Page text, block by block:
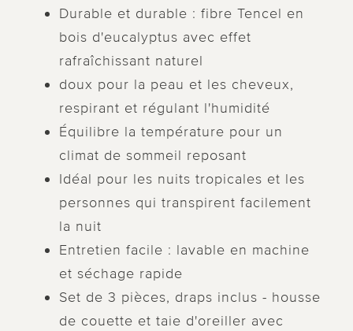
Durable et durable : fibre Tencel en
bois d'eucalyptus avec effet
rafraîchissant naturel
doux pour la peau et les cheveux,
respirant et régulant l'humidité
Équilibre la température pour un
climat de sommeil reposant
Idéal pour les nuits tropicales et les
personnes qui transpirent facilement
la nuit
Entretien facile : lavable en machine
et séchage rapide
Set de 3 pièces, draps inclus - housse
de couette et taie d'oreiller avec